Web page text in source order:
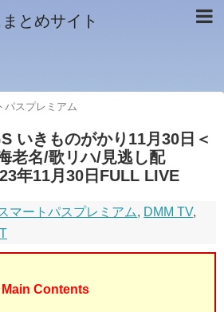
とめサイト
パスプレミアム
いきものがかり11月30日＜
老名/歌リハ/見逃し配
年11月30日FULL LIVE
マートパスプレミアム, DMM TV,
Main Contents